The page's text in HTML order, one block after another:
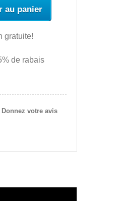
au panier
gratuite!
de rabais
Donnez votre avis